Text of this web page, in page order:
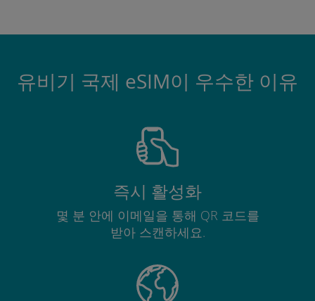
유비기 국제 eSIM이 우수한 이유
즉시 활성화
몇 분 안에 이메일을 통해 QR 코드를
받아 스캔하세요.